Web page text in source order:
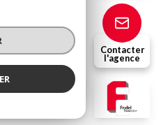
Fridel Immobilier
Contacter
l'agence